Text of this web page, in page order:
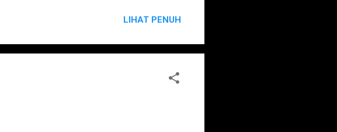
LIHAT PENUH